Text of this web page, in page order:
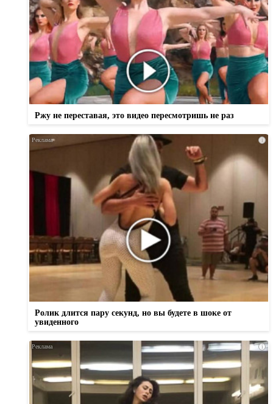
Ржу не переставая, это видео пересмотришь не раз
i
Ролик длится пару секунд, но вы будете в шоке от
увиденного
i